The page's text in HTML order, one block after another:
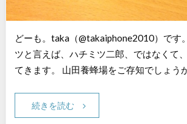
どーも。taka（@takaiphone2010）です
ツと言えば、ハチミツ二郎、ではなくて
てきます。 山田養蜂場をご存知でしょう
続きを読む